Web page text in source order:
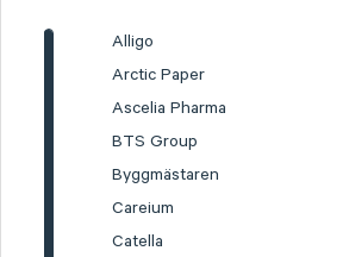
Alligo
Arctic Paper
Ascelia Pharma
BTS Group
Byggmästaren
Careium
Catella